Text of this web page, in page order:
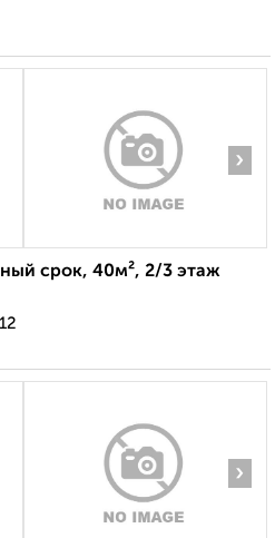
›
срок, 40м², 2/3 этаж
›